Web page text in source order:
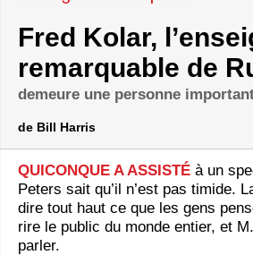
Fred Kolar,
remarquable de
demeure une personne
de Bill Harris
QUICONQUE A ASSISTÉ à un
Peters sait qu’il n’est pas timide.
dire tout haut ce que les gens
rire le public du monde entier, et
parler.